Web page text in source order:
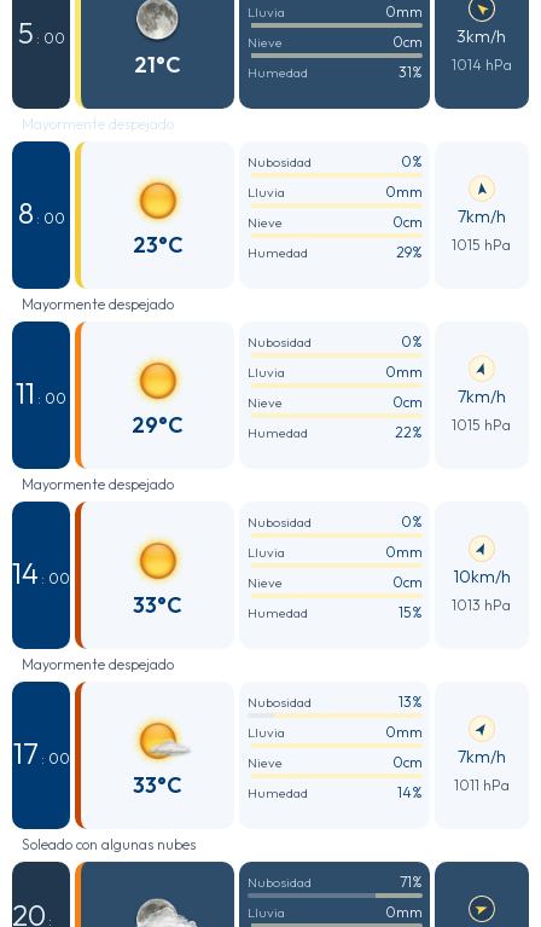
5 : 00
21°C
Lluvia 0mm
Nieve 0cm
Humedad 31%
3km/h
1014 hPa
Mayormente despejado
8 : 00
23°C
Nubosidad 0%
Lluvia 0mm
Nieve 0cm
Humedad 29%
7km/h
1015 hPa
Mayormente despejado
11 : 00
29°C
Nubosidad 0%
Lluvia 0mm
Nieve 0cm
Humedad 22%
7km/h
1015 hPa
Mayormente despejado
14 : 00
33°C
Nubosidad 0%
Lluvia 0mm
Nieve 0cm
Humedad 15%
10km/h
1013 hPa
Mayormente despejado
17 : 00
33°C
Nubosidad 13%
Lluvia 0mm
Nieve 0cm
Humedad 14%
7km/h
1011 hPa
Soleado con algunas nubes
20 :
Nubosidad 71%
Lluvia 0mm